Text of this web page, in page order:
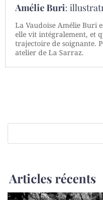
Amélie Buri:
La Vaudoise Amélie Buri
elle vit intégralement, et
trajectoire de soignante.
atelier de La Sarraz.
Articles récents